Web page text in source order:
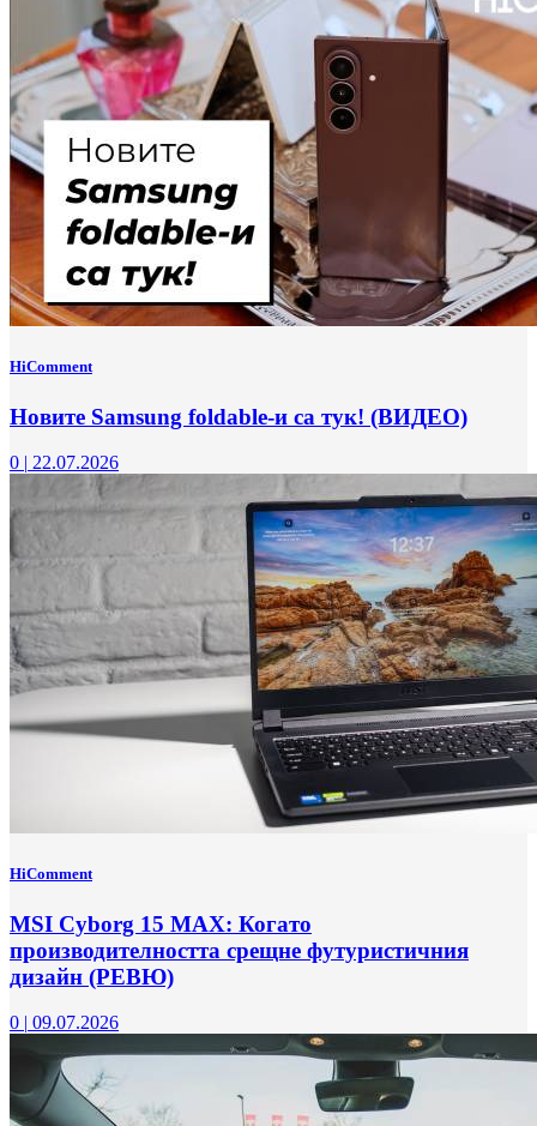
HiComment
Новите Samsung foldable-и са тук! (ВИДЕО)
0 | 22.07.2026
HiComment
MSI Cyborg 15 MAX: Когато
производителността срещне футуристичния
дизайн (РЕВЮ)
0 | 09.07.2026